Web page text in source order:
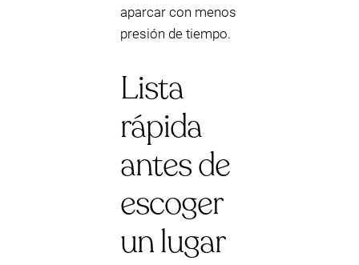
aparcar con menos
presión de tiempo.
Lista
rápida
antes de
escoger
un lugar